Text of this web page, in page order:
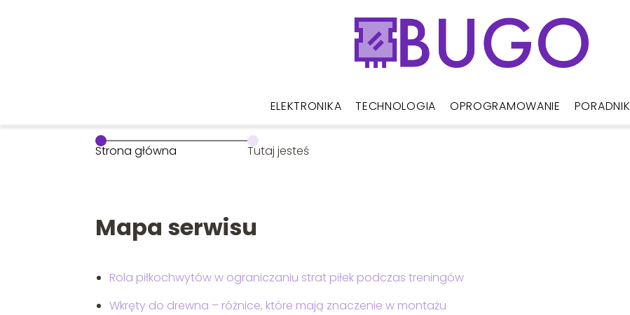
ELEKTRONIKA TECHNOLOGIA OPROGRAMOWANIE PORADNIK
Strona główna Tutaj jesteś
Mapa serwisu
Rola piłkochwytów w ograniczaniu strat piłek podczas treningów
Wkręty do drewna – różnice, które mają znaczenie w montażu